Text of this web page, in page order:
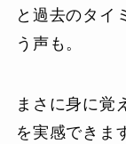
と過去のタイ
う声も。
まさに身に覚
を実感できま